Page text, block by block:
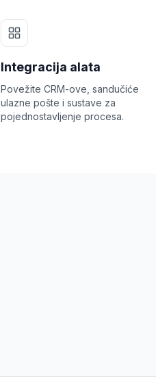
Integracija alata
Povežite CRM-ove, sandučiće
ulazne pošte i sustave za
pojednostavljenje procesa.